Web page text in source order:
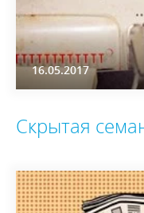
16.05.2017
Скрытая